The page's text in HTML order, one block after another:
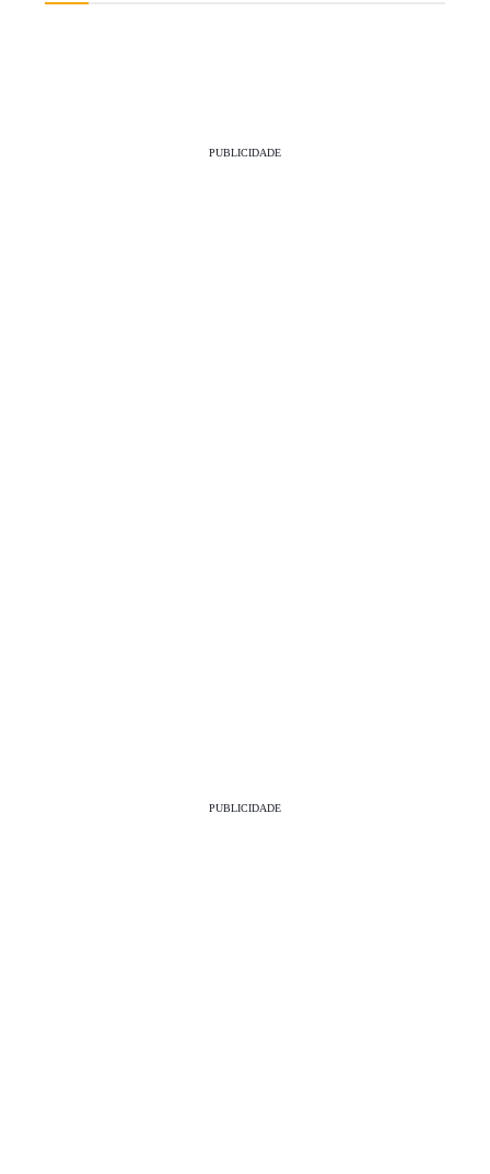
PUBLICIDADE
PUBLICIDADE